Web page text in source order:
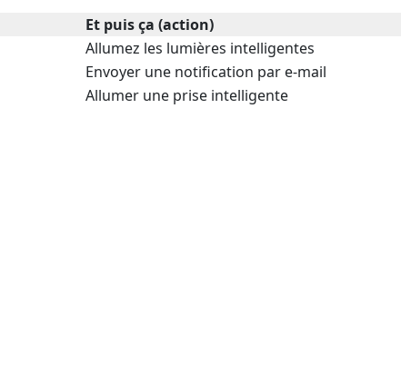
Et puis ça (action)
Allumez les lumières intelligentes
Envoyer une notification par e-mail
Allumer une prise intelligente